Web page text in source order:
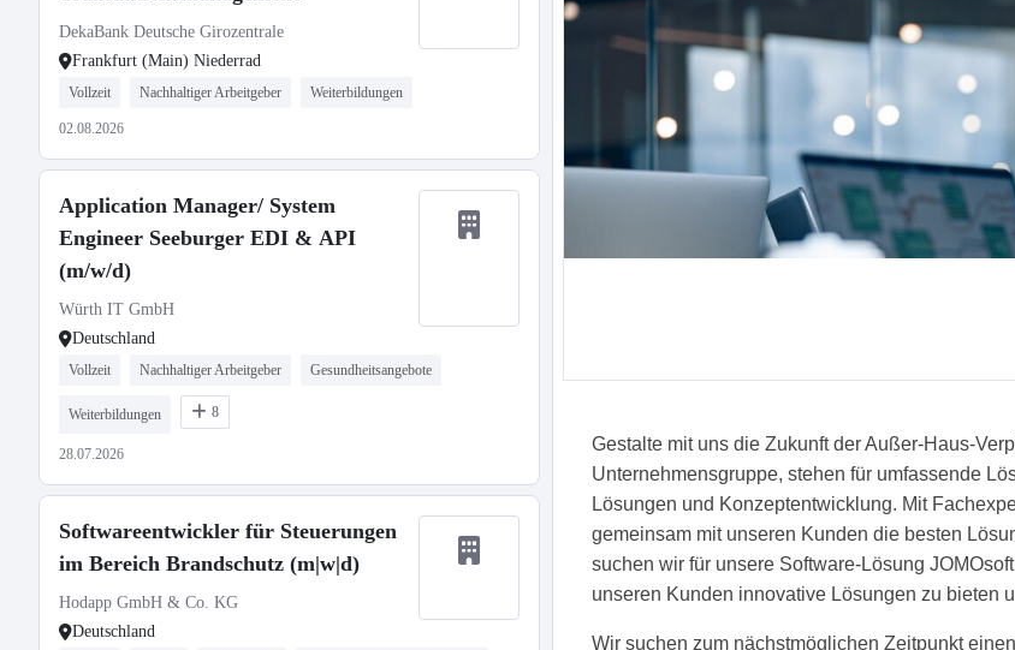
DekaBank Deutsche Girozentrale
Frankfurt (Main) Niederrad
Vollzeit Nachhaltiger Arbeitgeber Weiterbildungen
02.08.2026
Application Manager/ System
Engineer Seeburger EDI & API
(m/w/d)
Würth IT GmbH
Deutschland
Vollzeit Nachhaltiger Arbeitgeber Gesundheitsangebote
Weiterbildungen 8
28.07.2026
Softwareentwickler für Steuerungen
im Bereich Brandschutz (m|w|d)
Hodapp GmbH & Co. KG
Deutschland